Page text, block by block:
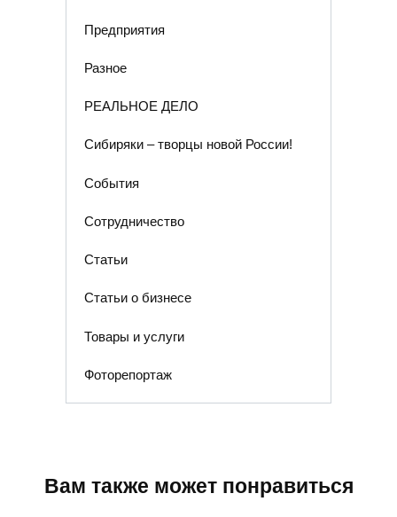
Предприятия
Разное
РЕАЛЬНОЕ ДЕЛО
Сибиряки – творцы новой России!
События
Сотрудничество
Статьи
Статьи о бизнесе
Товары и услуги
Фоторепортаж
Вам также может понравиться